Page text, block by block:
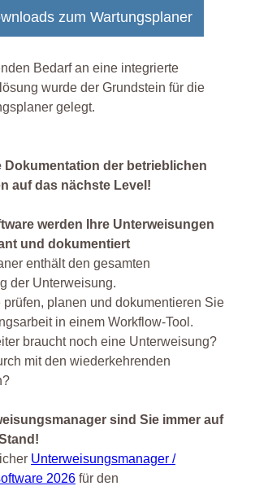
zum Wartungsplaner
Bedarf an eine integrierte
wurde der Grundstein für die
gelegt.
Dokumentation der betrieblichen
auf das nächste Level!
werden Ihre Unterweisungen
und dokumentiert
enthält den gesamten
der Unterweisung.
prüfen, planen und dokumentieren Sie
in einem Workflow-Tool.
braucht noch eine Unterweisung?
mit den wiederkehrenden
sind Sie immer auf
Unterweisungsmanager /
2026 für den